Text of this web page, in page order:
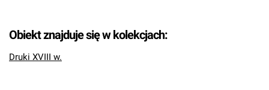
Obiekt znajduje się w kolekcjach:
Druki XVIII w.